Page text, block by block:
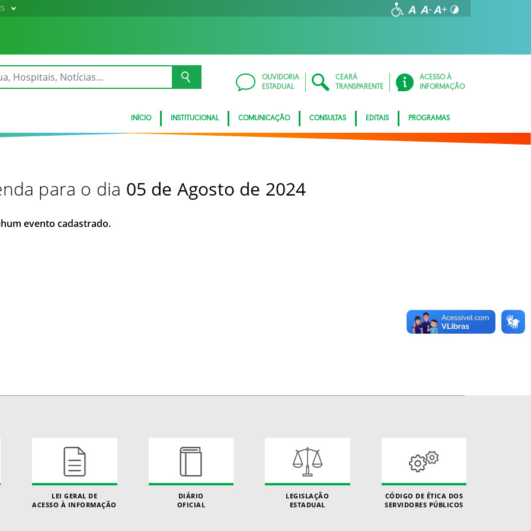
OUVIDORIA
ESTADUAL
CEARÁ
TRANSPARENTE
ACESSO À
INFORMAÇÃO
INÍCIO INSTITUCIONAL COMUNICAÇÃO CONSULTAS EDITAIS PROGRAMAS
para o dia 05 de Agosto de 2024
evento cadastrado.
LEI GERAL DE
ACESSO À INFORMAÇÃO
DIÁRIO
OFICIAL
LEGISLAÇÃO
ESTADUAL
CÓDIGO DE ÉTICA DOS
SERVIDORES PÚBLICOS